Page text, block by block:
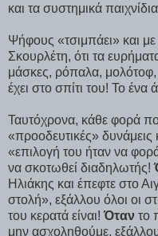
και τα συστημικά
Ψήφους «τσιμπάει» και
Σκουρλέτη, ότι τα
μάσκες, ρόπαλα, μολότοφ,
έχει στο σπίτι του! Το
Ταυτόχρονα, κάθε φορά
«προοδευτικές» δυνάμεις
«επιλογή του ήταν να
να σκοτωθεί διαδηλωτής!
Ηλιάκης και έπεφτε στο
στολή», εξάλλου όλοι οι
του κερατά είναι!Όταν το
μην ασχοληθούμε,